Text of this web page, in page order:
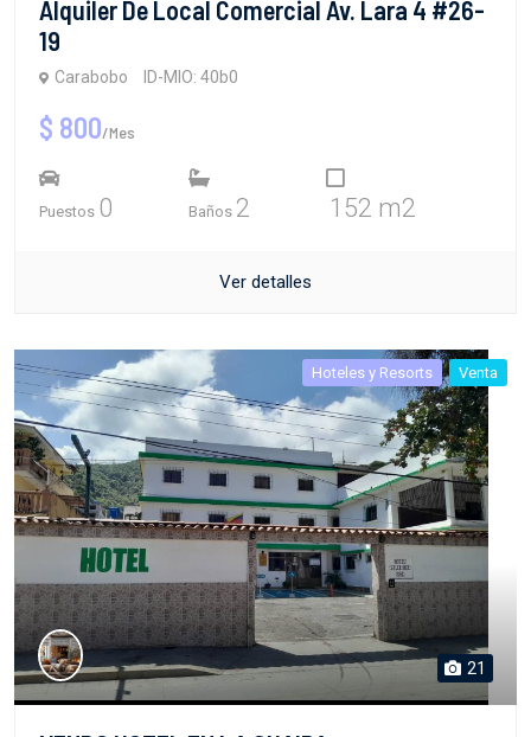
Alquiler De Local Comercial Av. Lara 4 #26-
19
Carabobo ID-MIO: 40b0
$ 800/Mes
Puestos 0 Baños 2 152 m2
Ver detalles
Hoteles y Resorts Venta
21